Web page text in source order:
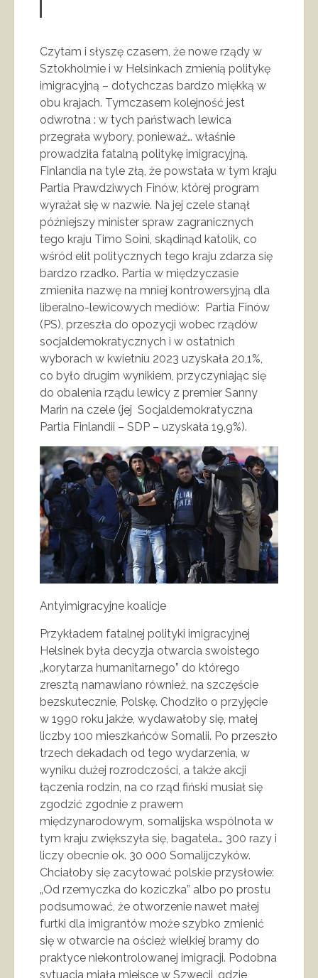
Czytam i słyszę czasem, że nowe rządy w
Sztokholmie i w Helsinkach zmienią politykę
imigracyjną – dotychczas bardzo miękką w
obu krajach. Tymczasem kolejność jest
odwrotna : w tych państwach lewica
przegrała wybory, ponieważ… właśnie
prowadziła fatalną politykę imigracyjną.
Finlandia na tyle złą, że powstała w tym kraju
Partia Prawdziwych Finów, której program
wyrażał się w nazwie. Na jej czele stanął
późniejszy minister spraw zagranicznych
tego kraju Timo Soini, skądinąd katolik, co
wśród elit politycznych tego kraju zdarza się
bardzo rzadko. Partia w międzyczasie
zmieniła nazwę na mniej kontrowersyjną dla
liberalno-lewicowych mediów: Partia Finów
(PS), przeszła do opozycji wobec rządów
socjaldemokratycznych i w ostatnich
wyborach w kwietniu 2023 uzyskała 20,1%,
co było drugim wynikiem, przyczyniając się
do obalenia rządu lewicy z premier Sanny
Marin na czele (jej Socjaldemokratyczna
Partia Finlandii – SDP – uzyskała 19,9%).
Antyimigracyjne koalicje
Przykładem fatalnej polityki imigracyjnej
Helsinek była decyzja otwarcia swoistego
„korytarza humanitarnego” do którego
zresztą namawiano również, na szczęście
bezskutecznie, Polskę. Chodziło o przyjęcie
w 1990 roku jakże, wydawałoby się, małej
liczby 100 mieszkańców Somalii. Po przeszło
trzech dekadach od tego wydarzenia, w
wyniku dużej rozrodczości, a także akcji
łączenia rodzin, na co rząd fiński musiał się
zgodzić zgodnie z prawem
międzynarodowym, somalijska wspólnota w
tym kraju zwiększyła się, bagatela… 300 razy i
liczy obecnie ok. 30 000 Somalijczyków.
Chciałoby się zacytować polskie przysłowie:
„Od rzemyczka do koziczka” albo po prostu
podsumować, że otworzenie nawet małej
furtki dla imigrantów może szybko zmienić
się w otwarcie na oścież wielkiej bramy do
praktyce niekontrolowanej imigracji. Podobna
sytuacja miała miejsce w Szwecji, gdzie